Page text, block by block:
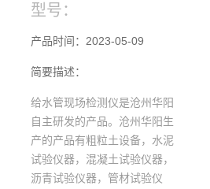
型号：
产品时间：2023-05-09
简要描述：
给水管现场检测仪是沧州华阳
自主研发的产品。沧州华阳生
产的产品有粗粒土设备，水泥
试验仪器，混凝土试验仪器，
沥青试验仪器，管材试验仪